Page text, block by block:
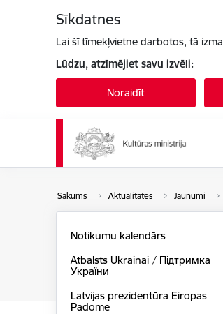
Sīkdatnes
Lai šī tīmekļvietne darbotos, tā
Lūdzu, atzīmējiet savu izvēli:
Noraidīt
Sākums Aktualitātes Jaunumi
Notikumu kalendārs
Atbalsts Ukrainai / Підтримка
України
Latvijas prezidentūra Eiropas
Padomē